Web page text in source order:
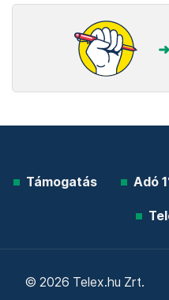
Támogatás Adó
© 2026 Telex.hu Zrt.